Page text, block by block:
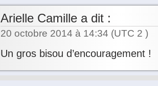
Arielle Camille a dit :
20 octobre 2014 à 14:34 (UTC 2 )
Un gros bisou d’encouragement !